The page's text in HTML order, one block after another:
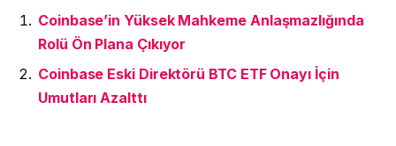
Coinbase’in Yüksek Mahkeme Anlaşmazlığında
Rolü Ön Plana Çıkıyor
Coinbase Eski Direktörü BTC ETF Onayı İçin
Umutları Azalttı